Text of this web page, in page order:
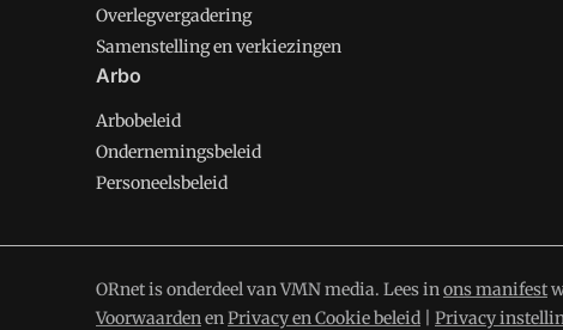
Overlegvergadering
Samenstelling en verkiezingen
Arbo
Arbobeleid
Ondernemingsbeleid
Personeelsbeleid
ORnet is onderdeel van VMN media. Lees inons manifest
VoorwaardenenPrivacy en Cookie beleid Privacy